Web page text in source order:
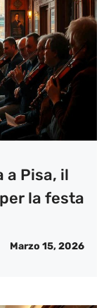
a Pisa, il
la festa
Marzo 15, 2026